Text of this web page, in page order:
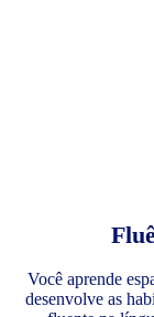
Você aprende
desenvolve as